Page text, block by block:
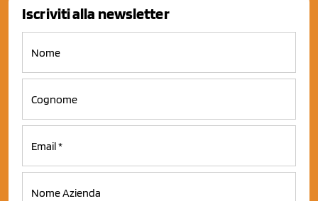
Iscriviti alla newsletter